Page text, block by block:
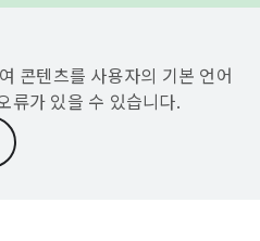
콘텐츠를 사용자의 기본 언어
류가 있을 수 있습니다.